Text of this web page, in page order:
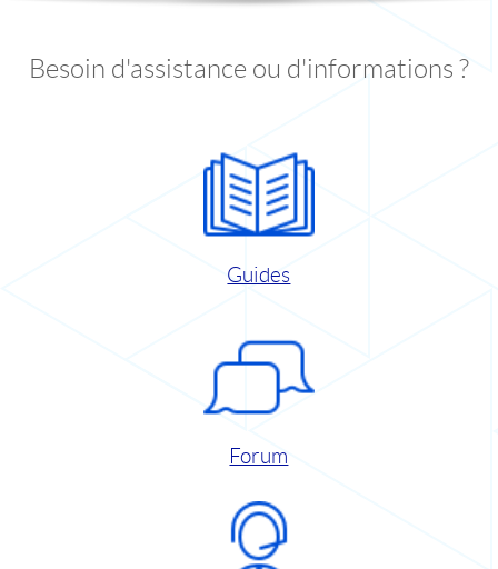
Besoin d'assistance ou d'informations ?
Guides
Forum